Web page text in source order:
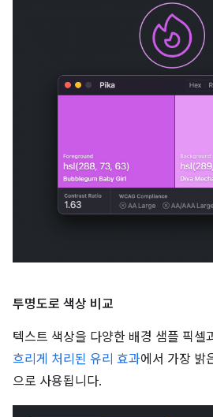
투명도로 색상 비교
텍스트 색상을 다양한 배경 샘플 픽셀
흐리게 처리된 유리 효과에서 가장 밝
으로 사용됩니다.